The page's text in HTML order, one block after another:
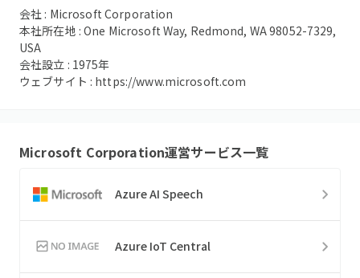
会社 : Microsoft Corporation
本社所在地 :One Microsoft Way, Redmond, WA 98052-7329,
USA
会社設立 : 1975年
ウェブサイト : https://www.microsoft.com
Microsoft Corporation運営サービス一覧
Azure AI Speech
Azure IoT Central